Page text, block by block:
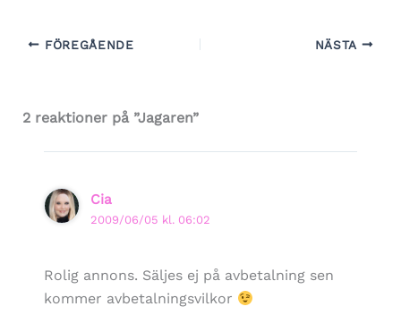
FÖREGÅENDE NÄSTA
2 reaktioner på ”Jagaren”
Cia
2009/06/05 kl. 06:02
Rolig annons. Säljes ej på avbetalning sen
kommer avbetalningsvilkor